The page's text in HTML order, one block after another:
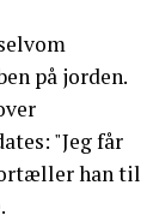
på jorden.
"Jeg får
han til